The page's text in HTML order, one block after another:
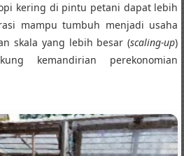
kering di pintu petani dapat lebih
mampu tumbuh menjadi usaha
skala yang lebih besar (scaling-up)
kemandirian perekonomian